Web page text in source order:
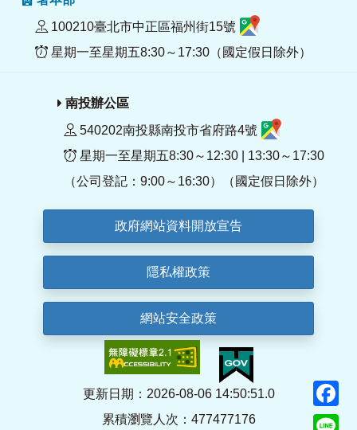
100210臺北市中正區福州街15號
星期一至星期五8:30～17:30（國定假日除外）
南投辦公區
540202南投縣南投市省府路4號
星期一至星期五8:30～12:30 | 13:30～17:30
（公司登記：9:00～16:30）（國定假日除外）
政府網站資料開放宣告
隱私權政策
網站安全政策
更新日期：2026-08-06 14:50:51.0
累積瀏覽人次：477477176